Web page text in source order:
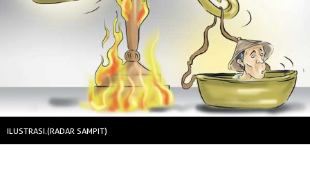
ILUSTRASI.(RADAR SAMPIT)